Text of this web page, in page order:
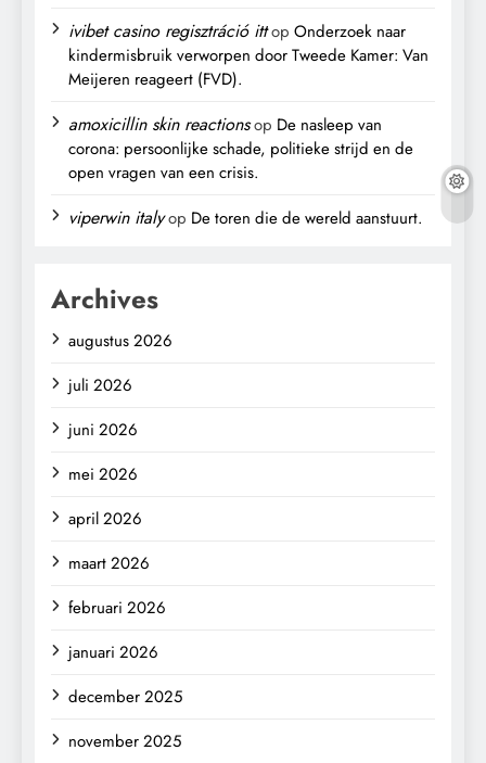
ivibet casino regisztráció ittop Onderzoek naar
kindermisbruik verworpen door Tweede Kamer: Van
Meijeren reageert (FVD).
amoxicillin skin reactionsop De nasleep van
corona: persoonlijke schade, politieke strijd en de
open vragen van een crisis.
viperwin italyop De toren die de wereld aanstuurt.
Archives
augustus 2026
juli 2026
juni 2026
mei 2026
april 2026
maart 2026
februari 2026
januari 2026
december 2025
november 2025